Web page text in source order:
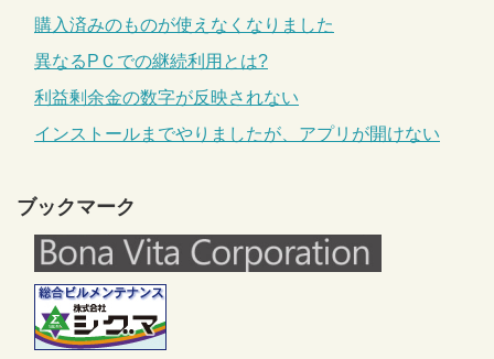
購入済みのものが使えなくなりました
異なるPＣでの継続利用とは?
利益剰余金の数字が反映されない
インストールまでやりましたが、アプリが開けない
ブックマーク